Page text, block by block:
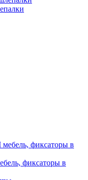
фиксаторы в